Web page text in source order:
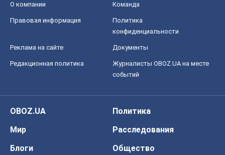
О компании Команда
Правовая информация
Политика
конфиденциальности
Реклама на сайте Документы
Редакционная политика
Журналисты OBOZ.UA на месте
событий
OBOZ.UA
Политика
Мир
Расследования
Блоги
Общество